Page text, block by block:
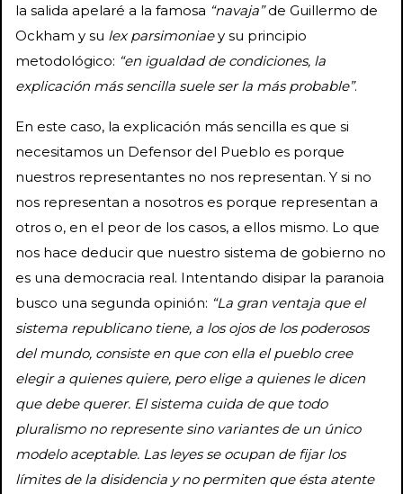
la salida apelaré a la famosa “navaja”de Guillermo de
Ockham y su lex parsimoniaey su principio
metodológico: “en igualdad de condiciones, la
explicación más sencilla suele ser la más probable”.
En este caso, la explicación más sencilla es que si
necesitamos un Defensor del Pueblo es porque
nuestros representantes no nos representan. Y si no
nos representan a nosotros es porque representan a
otros o, en el peor de los casos, a ellos mismo. Lo que
nos hace deducir que nuestro sistema de gobierno no
es una democracia real. Intentando disipar la paranoia
busco una segunda opinión: “La gran ventaja que el
sistema republicano tiene, a los ojos de los poderosos
del mundo, consiste en que con ella el pueblo cree
elegir a quienes quiere, pero elige a quienes le dicen
que debe querer. El sistema cuida de que todo
pluralismo no represente sino variantes de un único
modelo aceptable. Las leyes se ocupan de fijar los
límites de la disidencia y no permiten que ésta atente